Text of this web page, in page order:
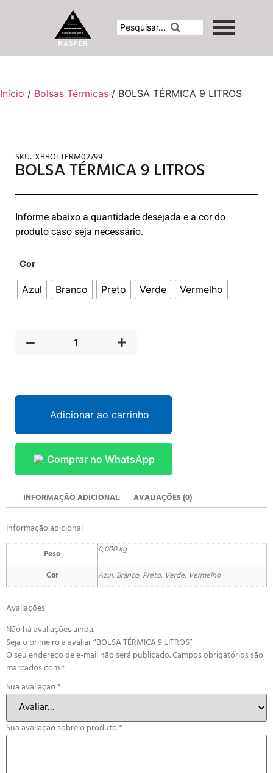
Início / Bolsas Térmicas / BOLSA TÉRMICA 9 LITROS
SKU: XBBOLTERM02799
BOLSA TÉRMICA 9 LITROS
Informe abaixo a quantidade desejada e a cor do
produto caso seja necessário.
Cor
Azul Branco Preto Verde Vermelho
Adicionar ao carrinho
Comprar no WhatsApp
INFORMAÇÃO ADICIONAL AVALIAÇÕES (0)
Informação adicional
Peso 0,000 kg
Cor Azul, Branco, Preto, Verde, Vermelho
Avaliações
Não há avaliações ainda.
Seja o primeiro a avaliar “BOLSA TÉRMICA 9 LITROS”
O seu endereço de e-mail não será publicado.Campos obrigatórios são
marcados com*
Sua avaliação*
Sua avaliação sobre o produto*